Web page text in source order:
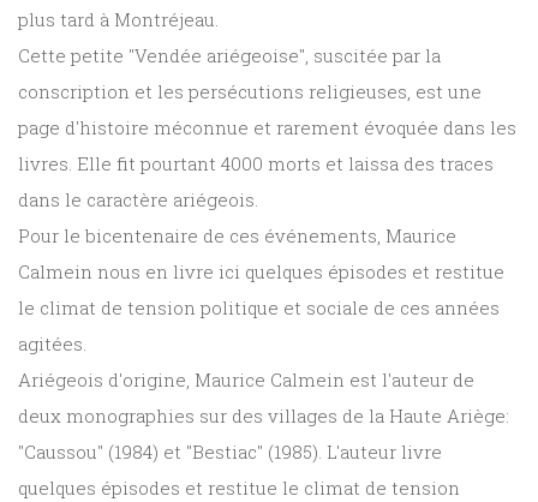
plus tard à Montréjeau.
Cette petite "Vendée ariégeoise", suscitée par la
conscription et les persécutions religieuses, est une
page d'histoire méconnue et rarement évoquée dans les
livres. Elle fit pourtant 4000 morts et laissa des traces
dans le caractère ariégeois.
Pour le bicentenaire de ces événements, Maurice
Calmein nous en livre ici quelques épisodes et restitue
le climat de tension politique et sociale de ces années
agitées.
Ariégeois d'origine, Maurice Calmein est l'auteur de
deux monographies sur des villages de la Haute Ariège:
"Caussou" (1984) et "Bestiac" (1985). L'auteur livre
quelques épisodes et restitue le climat de tension